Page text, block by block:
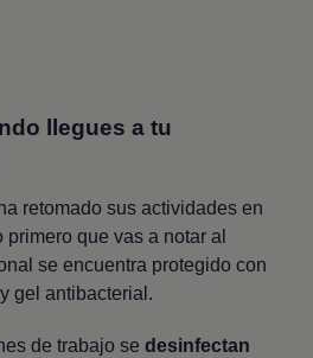
llegues a tu
retomado sus actividades en
que vas a notar al
se encuentra protegido con
gel antibacterial.
de trabajo sedesinfectan